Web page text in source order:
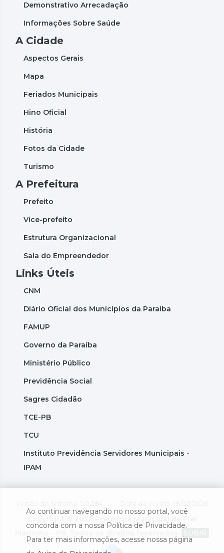
Demonstrativo Arrecadação
Informações Sobre Saúde
A Cidade
Aspectos Gerais
Mapa
Feriados Municipais
Hino Oficial
História
Fotos da Cidade
Turismo
A Prefeitura
Prefeito
Vice-prefeito
Estrutura Organizacional
Sala do Empreendedor
Links Úteis
CNM
Diário Oficial dos Municípios da Paraíba
FAMUP
Governo da Paraíba
Ministério Público
Previdência Social
Sagres Cidadão
TCE-PB
TCU
Instituto Previdência Servidores Municipais -
IPAM
Ao continuar navegando no nosso portal, você
concorda com a nossa Política de Privacidade.
Para ter mais informações, acesse nossa página